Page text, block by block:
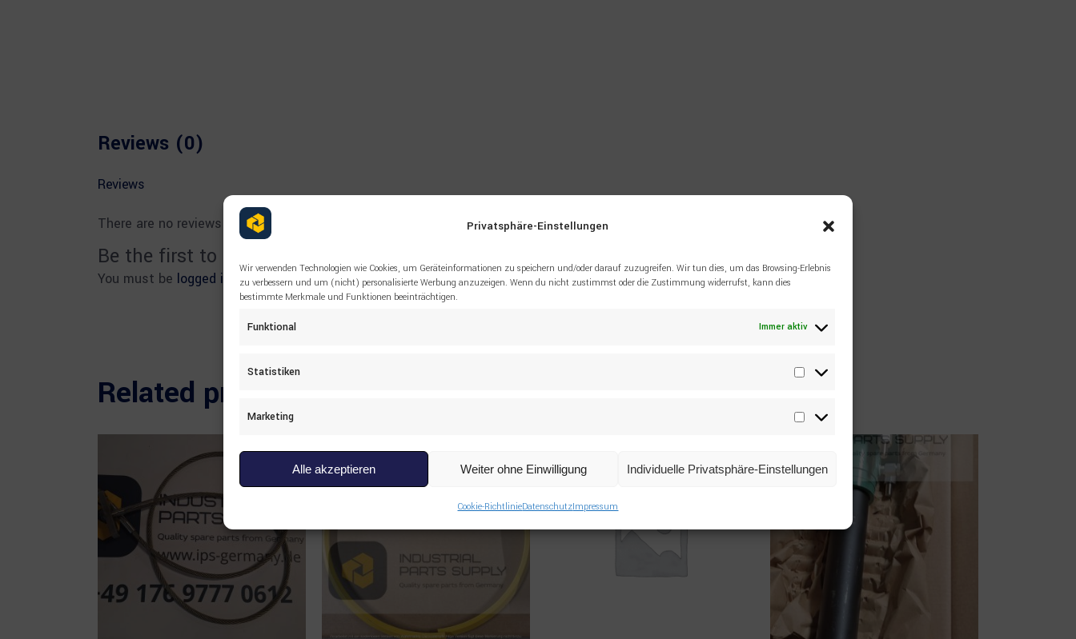
Privatsphäre-Einstellungen
Wir verwenden Technologien wie Cookies, um Geräteinformationen zu speichern und/oder darauf zuzugreifen. Wir tun dies, um das Browsing-Erlebnis
zu verbessern und um (nicht) personalisierte Werbung anzuzeigen. Wenn du nicht zustimmst oder die Zustimmung widerrufst, kann dies
bestimmte Merkmale und Funktionen beeinträchtigen.
Funktional Immer aktiv
Statistiken Statistiken
Marketing Marketing
Alle akzeptieren Weiter ohne Einwilligung Individuelle Privatsphäre-Einstellungen
Cookie-RichtlinieDatenschutzImpressum
Reviews (0)
Reviews
There are no reviews yet.
Be the first to review “04700692 Bearing SANDVIK”
You must be logged in to post a review.
Related products